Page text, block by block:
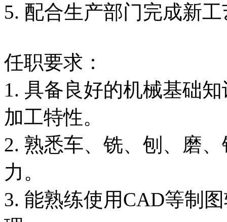
5. 配合生产部门完成新
任职要求：
1. 具备良好的机械基础
加工特性。
2. 熟悉车、铣、刨、磨
力。
3. 能熟练使用CAD等制